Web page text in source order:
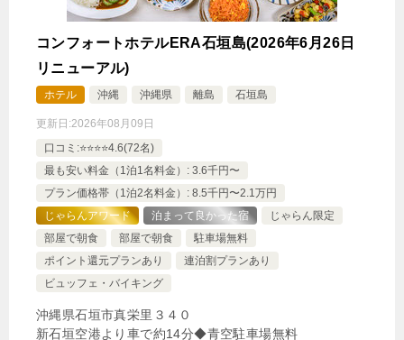
コンフォートホテルERA石垣島(2026年6月26日
リニューアル)
ホテル 沖縄 沖縄県 離島 石垣島
更新日:2026年08月09日
口コミ:⭐️⭐️⭐️⭐️4.6(72名)
最も安い料金（1泊1名料金）: 3.6千円〜
プラン価格帯（1泊2名料金）: 8.5千円〜2.1万円
じゃらんアワード
泊まって良かった宿
じゃらん限定
部屋で朝食
部屋で朝食
駐車場無料
ポイント還元プランあり
連泊割プランあり
ビュッフェ・バイキング
沖縄県石垣市真栄里３４０
新石垣空港より車で約14分◆青空駐車場無料